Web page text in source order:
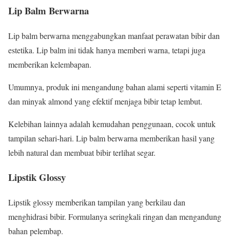
Lip Balm Berwarna
Lip balm berwarna menggabungkan manfaat perawatan bibir dan
estetika. Lip balm ini tidak hanya memberi warna, tetapi juga
memberikan kelembapan.
Umumnya, produk ini mengandung bahan alami seperti vitamin E
dan minyak almond yang efektif menjaga bibir tetap lembut.
Kelebihan lainnya adalah kemudahan penggunaan, cocok untuk
tampilan sehari-hari. Lip balm berwarna memberikan hasil yang
lebih natural dan membuat bibir terlihat segar.
Lipstik Glossy
Lipstik glossy memberikan tampilan yang berkilau dan
menghidrasi bibir. Formulanya seringkali ringan dan mengandung
bahan pelembap.